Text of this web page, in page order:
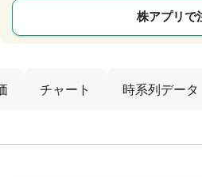
株アプリで
チャート 時系列データ